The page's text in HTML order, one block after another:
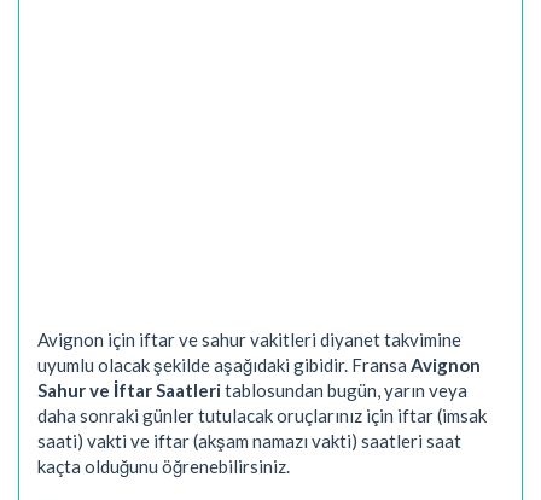
Avignon için iftar ve sahur vakitleri diyanet takvimine
uyumlu olacak şekilde aşağıdaki gibidir. Fransa Avignon
Sahur ve İftar Saatleritablosundan bugün, yarın veya
daha sonraki günler tutulacak oruçlarınız için iftar (imsak
saati) vakti ve iftar (akşam namazı vakti) saatleri saat
kaçta olduğunu öğrenebilirsiniz.